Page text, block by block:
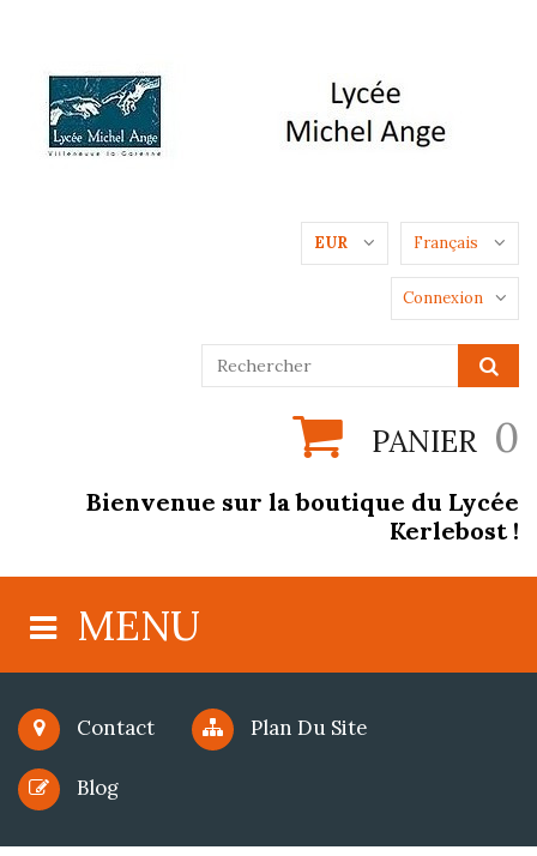
Français
EUR
Connexion
PANIER 0
Bienvenue sur la boutique du Lycée
Kerlebost !
MENU
Contact Plan Du Site
Blog